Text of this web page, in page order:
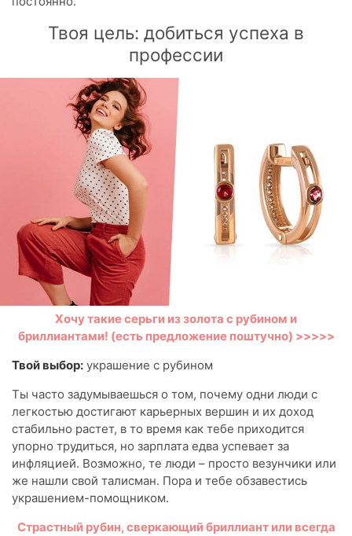
Твоя цель: добиться успеха в
профессии
Хочу такие серьги из золота с рубином и
бриллиантами! (есть предложение поштучно) >>>>>
Твой выбор: украшение с рубином
Ты часто задумываешься о том, почему одни люди с
легкостью достигают карьерных вершин и их доход
стабильно растет, в то время как тебе приходится
упорно трудиться, но зарплата едва успевает за
инфляцией. Возможно, те люди – просто везунчики или
же нашли свой талисман. Пора и тебе обзавестись
украшением-помощником.
Страстный рубин, сверкающий бриллиант или всегда